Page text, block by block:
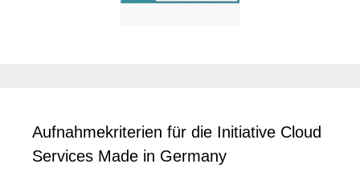
Aufnahmekriterien für die Initiative Cloud
Services Made in Germany